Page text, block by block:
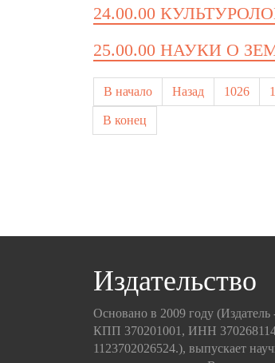
24.00.00
25.00.00 НАУКИ О
В начало Назад 1026
В конец
Издательство
Основано в 2009 году
КПП 370201001, ИНН
1123702026524.), выпускает